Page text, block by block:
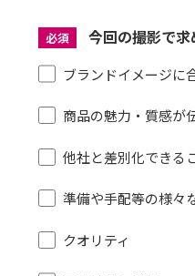
必須 今回の撮影で
ブランドイメージに
商品の魅力・質感が
他社と差別化できる
準備や手配等の様々
クオリティ